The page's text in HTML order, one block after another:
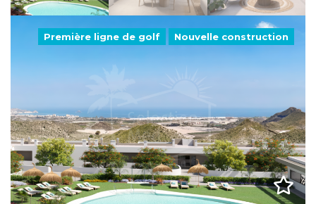
Première ligne de golf Nouvelle construction